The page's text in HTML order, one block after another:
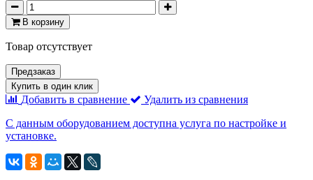
В корзину
Товар отсутствует
Предзаказ
Купить в один клик
Добавить в сравнение
Удалить из сравнения
С данным оборудованием доступна услуга по настройке и
установке.